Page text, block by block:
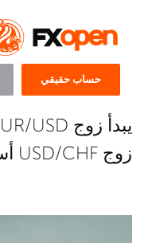
حساب حقيقي
زوج USD/CHF أسفل منطقة الدعم